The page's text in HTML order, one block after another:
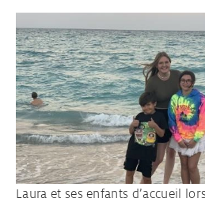
Laura et ses enfants d’accueil